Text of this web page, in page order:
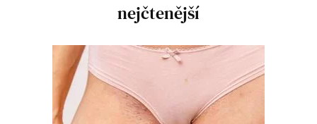
nejčtenější